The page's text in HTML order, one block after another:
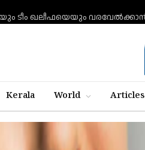
Kerala World Articles